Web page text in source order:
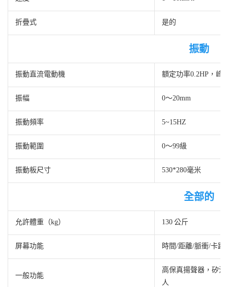
折疊式 是的
振動
振動直流電動機 額定功率0.2HP，峰
振幅 0〜20mm
振動頻率 5~15HZ
振動範圍 0〜99級
振動板尺寸 530*280毫米
全部的
允許體重（kg） 130 公斤
屏幕功能 時間/距離/脈衝/卡路
一般功能
高保真揚聲器，矽油
人